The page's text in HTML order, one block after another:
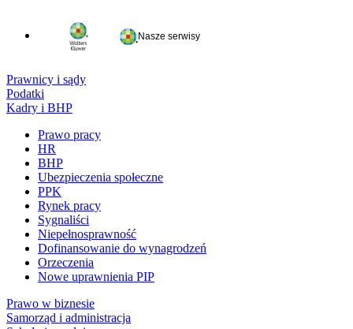
Nasze serwisy
Prawnicy i sądy
Podatki
Kadry i BHP
Prawo pracy
HR
BHP
Ubezpieczenia społeczne
PPK
Rynek pracy
Sygnaliści
Niepełnosprawność
Dofinansowanie do wynagrodzeń
Orzeczenia
Nowe uprawnienia PIP
Prawo w biznesie
Samorząd i administracja